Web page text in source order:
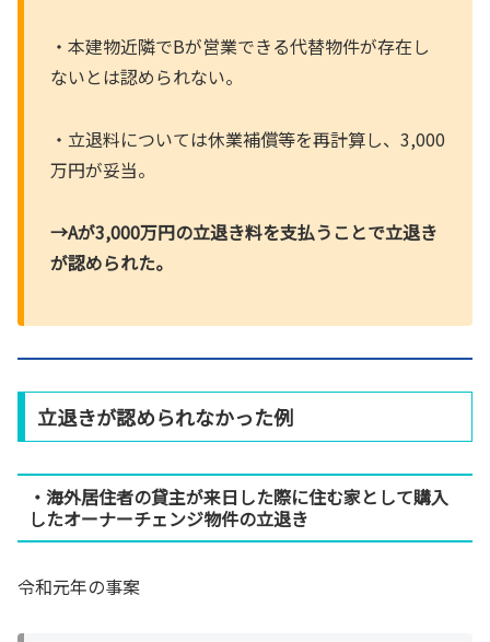
・本建物近隣でBが営業できる代替物件が存在し
ないとは認められない。
・立退料については休業補償等を再計算し、3,000
万円が妥当。
→Aが3,000万円の立退き料を支払うことで立退き
が認められた。
立退きが認められなかった例
・海外居住者の貸主が来日した際に住む家として購入
したオーナーチェンジ物件の立退き
令和元年の事案